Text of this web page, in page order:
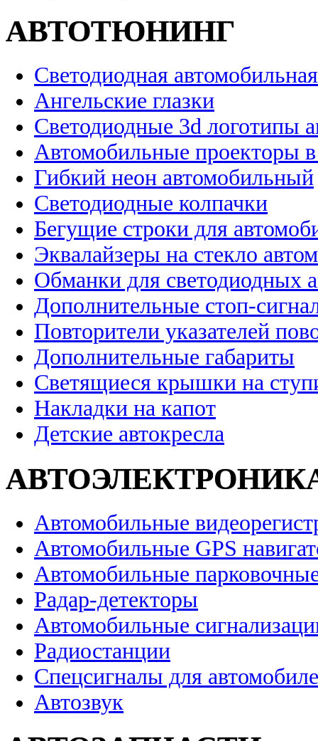
АВТОТЮНИНГ
Светодиодная
Ангельские глазки
Светодиодные 3d логотипы
Автомобильные проекторы
Гибкий неон автомобильный
Светодиодные колпачки
Бегущие строки для
Эквалайзеры на стекло
Обманки для светодиодных
Дополнительные стоп-
Повторители указателей
Дополнительные габариты
Светящиеся крышки на
Накладки на капот
Детские автокресла
Автомобильные
Автомобильные GPS
Автомобильные
Радар-детекторы
Автомобильные
Радиостанции
Спецсигналы для
Автозвук